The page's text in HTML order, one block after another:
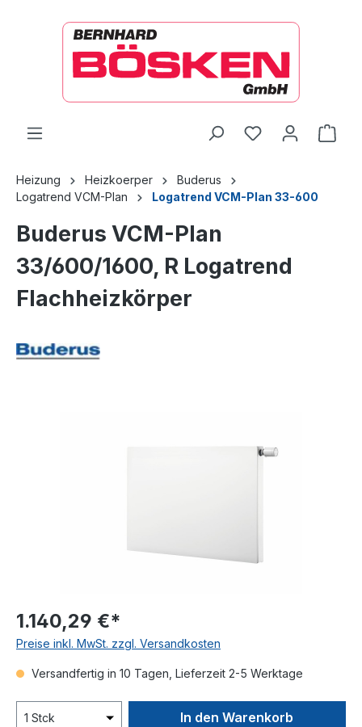
Heizung Heizkoerper
Buderus
Logatrend VCM-Plan
Logatrend VCM-Plan 33-600
Buderus VCM-Plan
33/600/1600, R Logatrend
Flachheizkörper
1.140,29 €*
Preise inkl. MwSt. zzgl. Versandkosten
Versandfertig in 10 Tagen, Lieferzeit 2-5 Werktage
In den Warenkorb